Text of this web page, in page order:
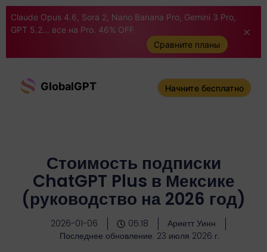
Claude Opus 4.6, Sora 2, Nano Banana Pro, Gemini 3 Pro,
GPT 5.2... все на Pro. 46% OFF
Сравните планы
GlobalGPT Начните бесплатно
Стоимость подписки
ChatGPT Plus в Мексике
(руководство на 2026 год)
2026-01-06 05:18
Ариетт Уинн
Последнее обновление: 23 июля 2026 г.